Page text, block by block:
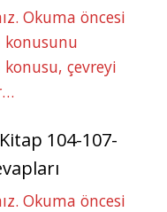
Okuma öncesi
konusunu
konusu, çevreyi
104-107-
Okuma öncesi